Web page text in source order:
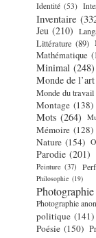
Identité (53)
Inventaire
Jeu (210)
Littérature (89)
Mathématique
Minimal (248)
Monde de l’art
Monde du travail
Montage (138)
Mots (264)
Mémoire (128)
Nature (154)
Parodie (201)
Peinture (37)
Philosophie (19)
Photographie
Photographie
politique (141)
Poésie (150)